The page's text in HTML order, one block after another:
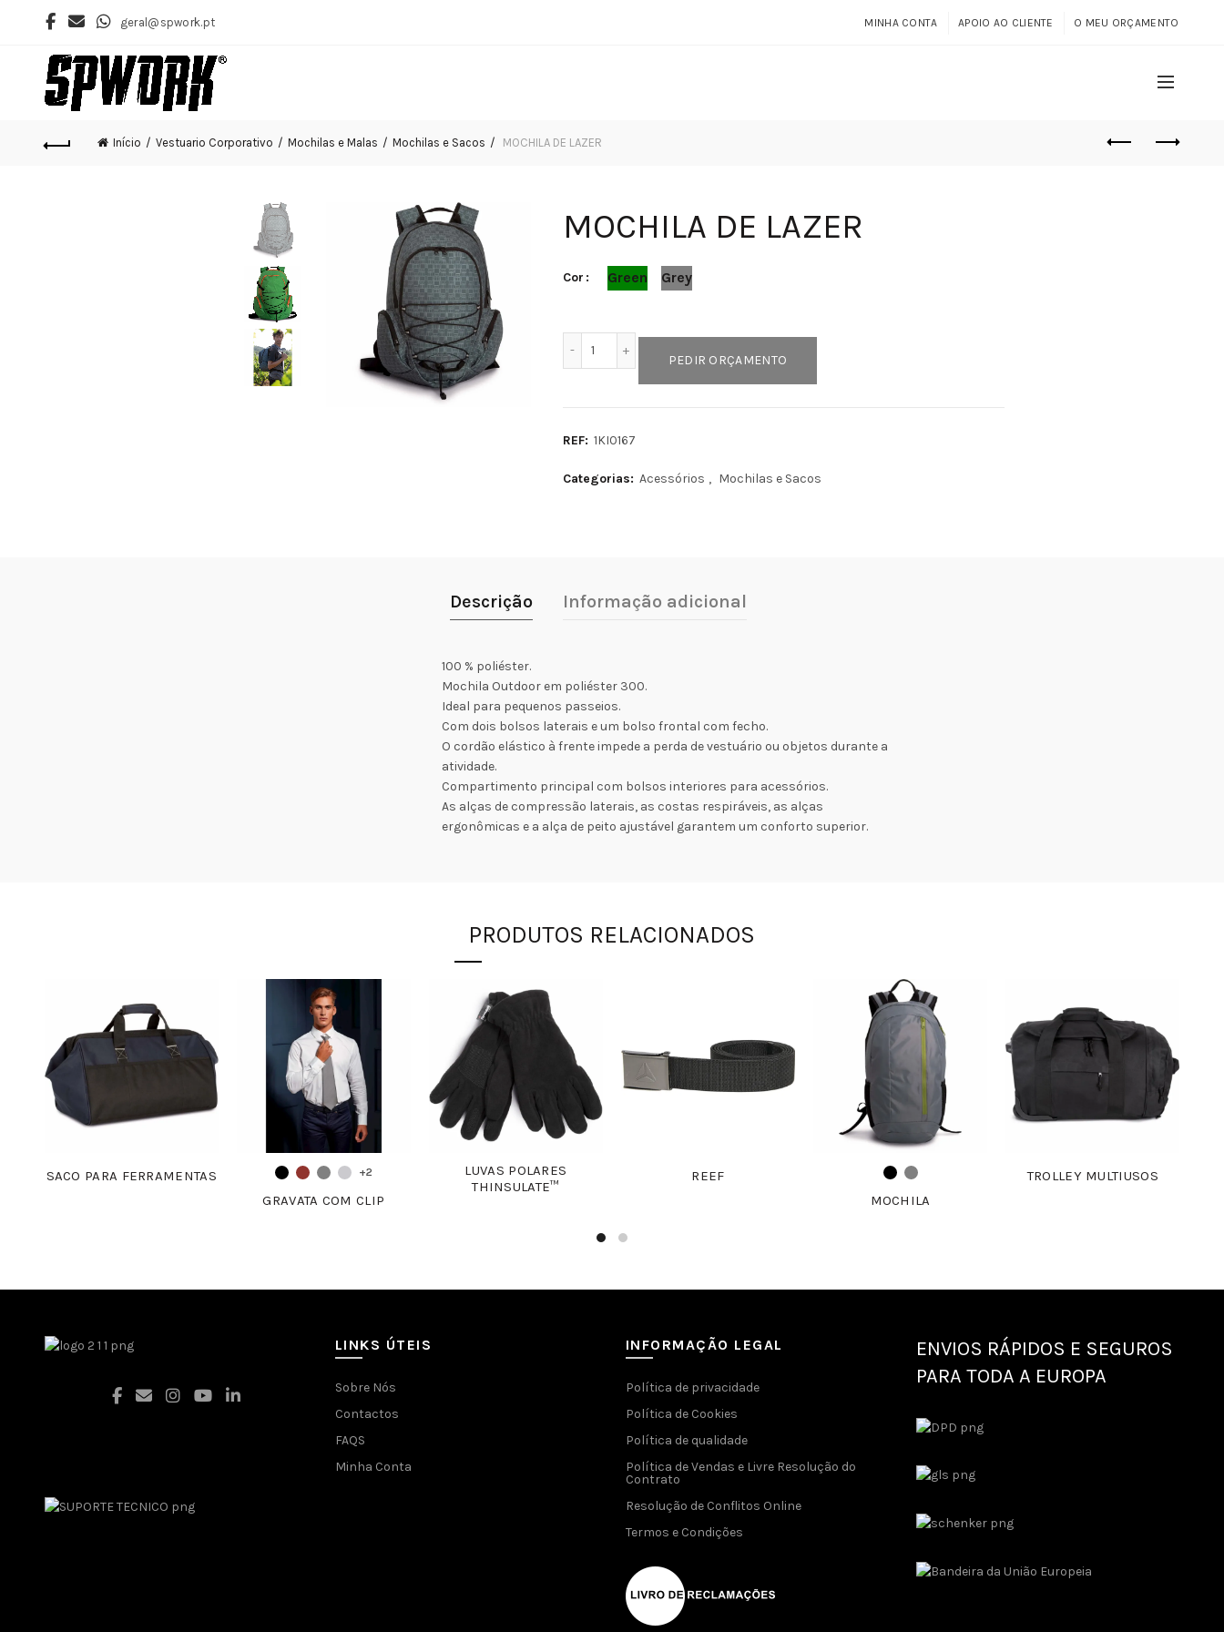
geral@spwork.pt MINHA CONTA APOIO AO CLIENTE O MEU ORÇAMENTO
Início Vestuario Corporativo Mochilas e Malas Mochilas e Sacos MOCHILA DE LAZER
MOCHILA DE LAZER
Cor Green Grey
Quantidade de MOCHILA DE LAZER
PEDIR ORÇAMENTO
REF: 1KI0167
Categorias: Acessórios , Mochilas e Sacos
Descrição Informação adicional
100 % poliéster.
Mochila Outdoor em poliéster 300.
Ideal para pequenos passeios.
Com dois bolsos laterais e um bolso frontal com fecho.
O cordão elástico à frente impede a perda de vestuário ou objetos durante a
atividade.
Compartimento principal com bolsos interiores para acessórios.
As alças de compressão laterais, as costas respiráveis, as alças
ergonômicas e a alça de peito ajustável garantem um conforto superior.
PRODUTOS RELACIONADOS
SACO PARA FERRAMENTAS +2
GRAVATA COM CLIP
LUVAS POLARES
THINSULATE™
REEF
MOCHILA
TROLLEY MULTIUSOS
LINKS ÚTEIS
Sobre Nós
Contactos
FAQS
Minha Conta
INFORMAÇÃO LEGAL
Política de privacidade
Política de Cookies
Política de qualidade
Política de Vendas e Livre Resolução do
Contrato
Resolução de Conflitos Online
Termos e Condições
ENVIOS RÁPIDOS E SEGUROS
PARA TODA A EUROPA